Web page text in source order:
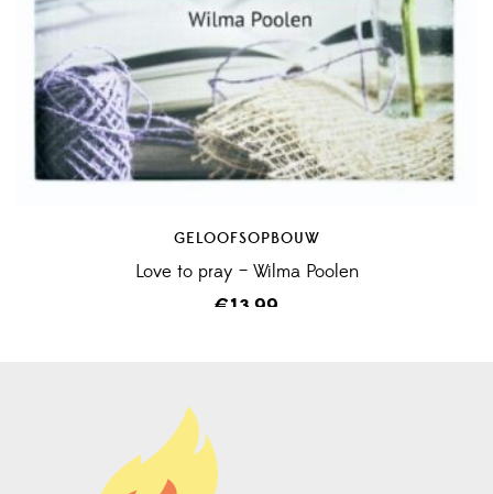
GELOOFSOPBOUW
Love to pray – Wilma Poolen
€13,99